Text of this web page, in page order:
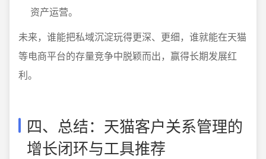
资产运营。
未来，谁能把私域沉淀玩得更深、更细，谁就能在天猫
等电商平台的存量竞争中脱颖而出，赢得长期发展红
利。
四、总结：天猫客户关系管理的
增长闭环与工具推荐